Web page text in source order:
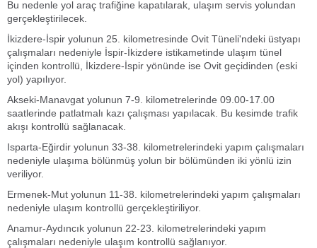
Bu nedenle yol araç trafiğine kapatılarak, ulaşım servis yolundan
gerçekleştirilecek.
İkizdere-İspir yolunun 25. kilometresinde Ovit Tüneli'ndeki üstyapı
çalışmaları nedeniyle İspir-İkizdere istikametinde ulaşım tünel
içinden kontrollü, İkizdere-İspir yönünde ise Ovit geçidinden (eski
yol) yapılıyor.
Akseki-Manavgat yolunun 7-9. kilometrelerinde 09.00-17.00
saatlerinde patlatmalı kazı çalışması yapılacak. Bu kesimde trafik
akışı kontrollü sağlanacak.
Isparta-Eğirdir yolunun 33-38. kilometrelerindeki yapım çalışmaları
nedeniyle ulaşıma bölünmüş yolun bir bölümünden iki yönlü izin
veriliyor.
Ermenek-Mut yolunun 11-38. kilometrelerindeki yapım çalışmaları
nedeniyle ulaşım kontrollü gerçekleştiriliyor.
Anamur-Aydıncık yolunun 22-23. kilometrelerindeki yapım
çalışmaları nedeniyle ulaşım kontrollü sağlanıyor.